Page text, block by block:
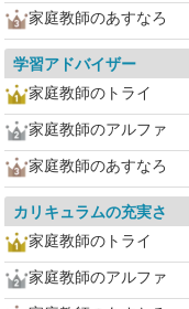
家庭教師のあすなろ
学習アドバイザー
家庭教師のトライ
家庭教師のアルファ
家庭教師のあすなろ
カリキュラムの充実さ
家庭教師のトライ
家庭教師のアルファ